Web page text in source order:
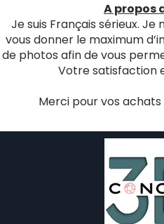
A propos
Je suis Français sérieux.
vous donner le maximum
de photos afin de vous
Votre satisfaction
Merci pour vos